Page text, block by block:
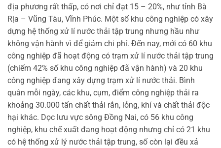
địa phương rất thấp, có nơi chỉ đạt 15 – 20%, như tỉnh Bà
Rịa – Vũng Tàu, Vĩnh Phúc. Một số khu công nghiệp có xây
dựng hệ thống xử lí nước thải tập trung nhưng hầu như
không vận hành vì để giảm chi phí. Đến nay, mới có 60 khu
công nghiệp đã hoạt động có trạm xử lí nước thải tập trung
(chiếm 42% số khu công nghiệp đã vận hành) và 20 khu
công nghiệp đang xây dựng trạm xử lí nước thải. Bình
quân mỗi ngày, các khu, cụm, điểm công nghiệp thải ra
khoảng 30.000 tấn chất thải rắn, lỏng, khí và chất thải độc
hại khác. Dọc lưu vực sông Đồng Nai, có 56 khu công
nghiệp, khu chế xuất đang hoạt động nhưng chỉ có 21 khu
có hệ thống xử lý nước thải tập trung, số còn lại đều xả